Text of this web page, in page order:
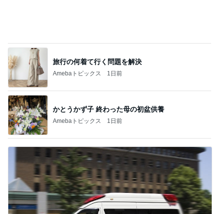
旅行の何着て行く問題を解決
Amebaトピックス 1日前
かとうかず子 終わった母の初盆供養
Amebaトピックス 1日前